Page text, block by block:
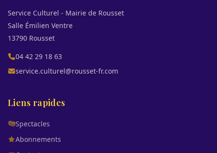
Service Culturel - Mairie de Rousset
Salle Émilien Ventre
13790 Rousset
04 42 29 18 63
service.culturel@rousset-fr.com
Liens rapides
Spectacles
Abonnements